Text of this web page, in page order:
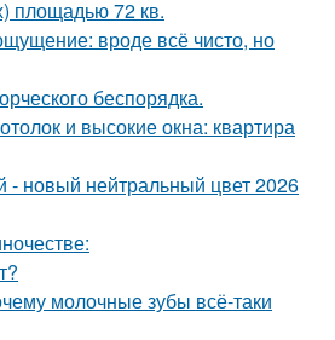
площадью 72 кв.
вроде всё чисто, но
беспорядка.
и высокие окна: квартира
новый нейтральный цвет 2026
молочные зубы всё-таки